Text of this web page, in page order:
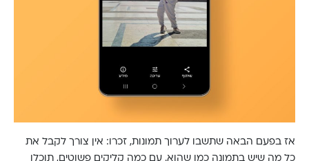
אז בפעם הבאה שתשבו לערוך תמונות, זכרו: אין צורך לקבל את
כל מה שיש בתמונה כמו שהוא. עם כמה קליקים פשוטים, תוכלו